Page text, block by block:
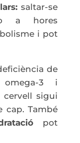
saltar-se
a hores
i pot
de
omega-3 i
sigui
cap. També
pot